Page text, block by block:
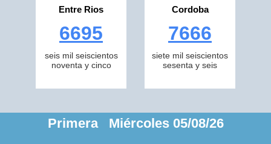
Entre Rios
6695
seis mil seiscientos
noventa y cinco
Cordoba
7666
siete mil seiscientos
sesenta y seis
Primera Miércoles 05/08/26